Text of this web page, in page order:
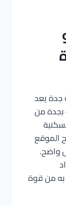
جدة يعد
بجدة من
الموقع
واضح.
به من قوة